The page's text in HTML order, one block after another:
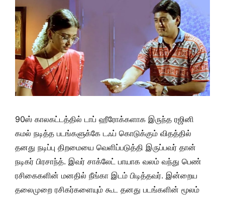
90ஸ் காலகட்டத்தில் டாப் ஹீரோக்களாக இருந்த ரஜினி
கமல் நடித்த படங்களுக்கே டஃப் கொடுக்கும் விதத்தில்
தனது நடிப்பு திறமையை வெளிப்படுத்தி இருப்பவர் தான்
நடிகர் பிரசாந்த். இவர் சாக்லேட் பாயாக வலம் வந்து பெண்
ரசிகைகளின் மனதில் நீங்கா இடம் பிடித்தவர். இன்றைய
தலைமுறை ரசிகர்களையும் கூட தனது படங்களின் மூலம்